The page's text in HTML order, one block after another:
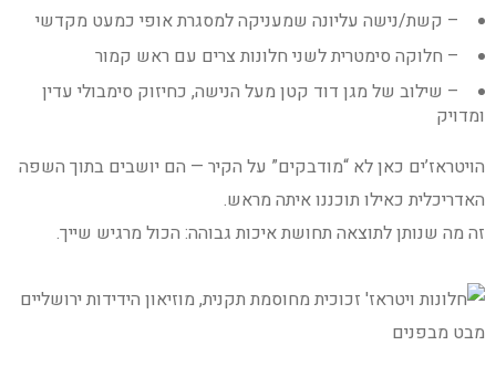
– קשת/נישה עליונה שמעניקה למסגרת אופי כמעט מקדשי
– חלוקה סימטרית לשני חלונות צרים עם ראש קמור
– שילוב של מגן דוד קטן מעל הנישה, כחיזוק סימבולי עדין
ומדויק
הויטראז’ים כאן לא “מודבקים” על הקיר — הם יושבים בתוך השפה
האדריכלית כאילו תוכננו איתה מראש.
זה מה שנותן לתוצאה תחושת איכות גבוהה: הכול מרגיש שייך.